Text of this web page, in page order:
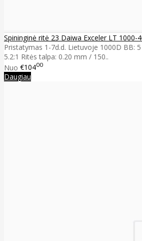
Spininginė ritė 23 Daiwa Exceler LT 1000-
Pristatymas 1-7d.d. Lietuvoje 1000D BB:
5.2:1 Ritės talpa: 0.20 mm / 150..
Nuo €10400
Daugiau